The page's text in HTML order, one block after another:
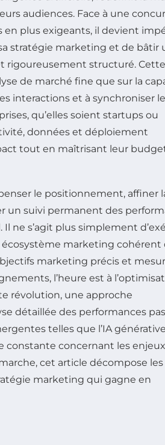
audiences. Face à une
plus exigeants, il devient
stratégie marketing et de bâtir
rigoureusement structuré. Cette
de marché fine que sur la
interactions et à synchroniser
qu’elles soient startups ou
données et déploiement
tout en maîtrisant leur
le positionnement, affiner
un suivi permanent des
ne s’agit plus simplement
marketing cohérent
marketing précis et
l’heure est à
révolution, une approche
détaillée des performances
telles que l’IA
constante concernant les
cet article décompose les
marketing qui gagne en